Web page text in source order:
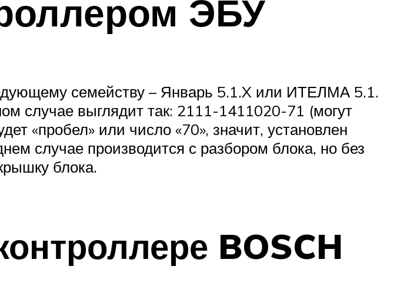
ЭБУ
семейству – Январь 5.1.X или ИТЕЛМА 5.1.
случае выглядит так: 2111-1411020-71 (могут
«пробел» или число «70», значит, установлен
случае производится с разбором блока, но без
блока.
BOSCH